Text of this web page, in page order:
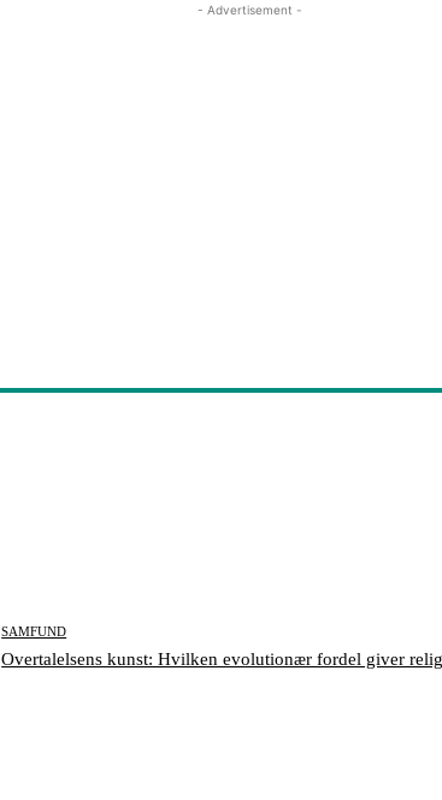
- Advertisement -
SAMFUND
Overtalelsens kunst: Hvilken evolutionær fordel giver